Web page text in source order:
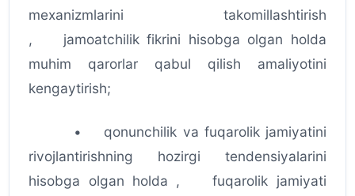
mexanizmlarini takomillashtirish
, jamoatchilik fikrini hisobga olgan holda
muhim qarorlar qabul qilish amaliyotini
kengaytirish;
• qonunchilik va fuqarolik jamiyatini
rivojlantirishning hozirgi tendensiyalarini
hisobga olgan holda , fuqarolik jamiyati